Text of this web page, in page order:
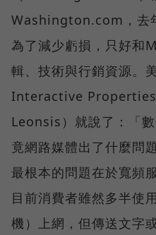
Washington.com，去
為了減少虧損，只好和
輯、技術與行銷資源。
Interactive Properties
Leonsis）就說了：「
竟網路媒體出了什麼問
最根本的問題在於寬頻
目前消費者雖然多半使
機）上網，但傳送文字